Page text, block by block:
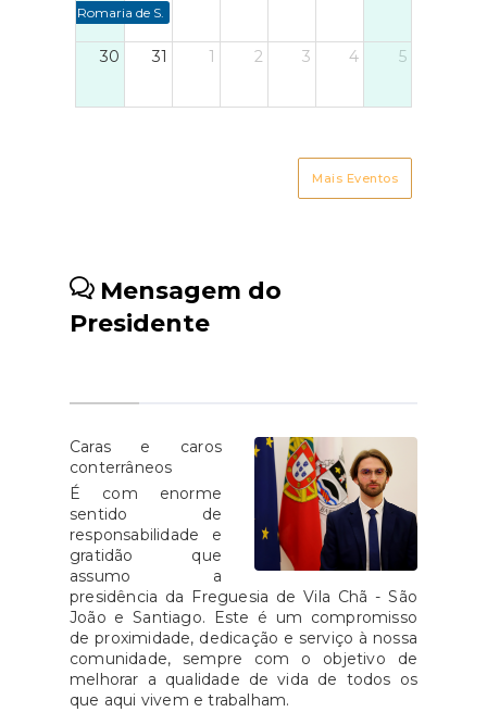
Romaria de S. Bartolomeu
30 31 1 2 3 4 5
Mais Eventos
Mensagem do
Presidente
Caras e caros
conterrâneos
É com enorme
sentido de
responsabilidade e
gratidão que
assumo a
presidência da Freguesia de Vila Chã - São
João e Santiago. Este é um compromisso
de proximidade, dedicação e serviço à nossa
comunidade, sempre com o objetivo de
melhorar a qualidade de vida de todos os
que aqui vivem e trabalham.